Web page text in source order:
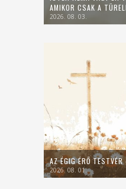
AMIKOR CSAK A
2026. 08. 03.
AZ ÉGIG ÉRŐ TESTVÉR
2026. 08. 01.